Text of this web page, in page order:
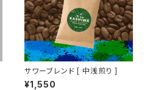
サワーブレンド [ 中浅煎り ]
¥1,550